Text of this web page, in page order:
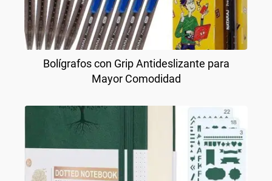
Bolígrafos con Grip Antideslizante para
Mayor Comodidad